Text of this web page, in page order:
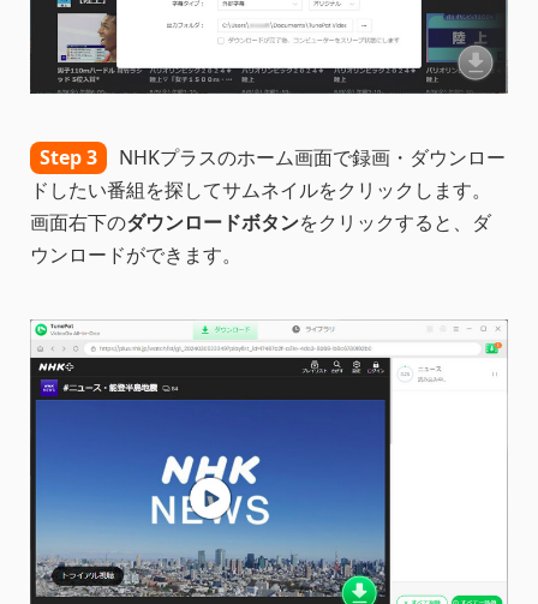
Step 3
NHKプラスのホーム画面で録画・ダウンロー
ドしたい番組を探してサムネイルをクリックします。
画面右下のダウンロードボタンをクリックすると、ダ
ウンロードができます。